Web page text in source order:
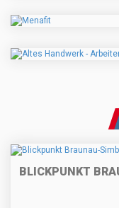
BLICKPUNKT